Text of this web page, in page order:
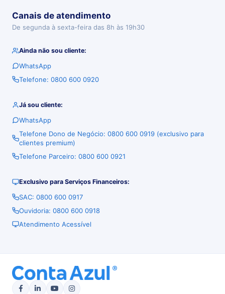
Canais de atendimento
De segunda à sexta-feira das 8h às 19h30
Ainda não sou cliente:
WhatsApp
Telefone: 0800 600 0920
Já sou cliente:
WhatsApp
Telefone Dono de Negócio: 0800 600 0919 (exclusivo para
clientes premium)
Telefone Parceiro: 0800 600 0921
Exclusivo para Serviços Financeiros:
SAC: 0800 600 0917
Ouvidoria: 0800 600 0918
Atendimento Acessível